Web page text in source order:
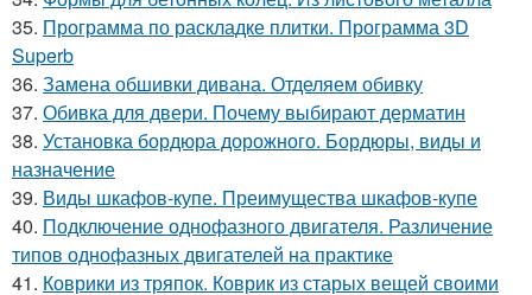
35. Программа по раскладке плитки. Программа 3D
Superb
36. Замена обшивки дивана. Отделяем обивку
37. Обивка для двери. Почему выбирают дерматин
38. Установка бордюра дорожного. Бордюры, виды и
назначение
39. Виды шкафов-купе. Преимущества шкафов-купе
40. Подключение однофазного двигателя. Различение
типов однофазных двигателей на практике
41. Коврики из тряпок. Коврик из старых вещей своими